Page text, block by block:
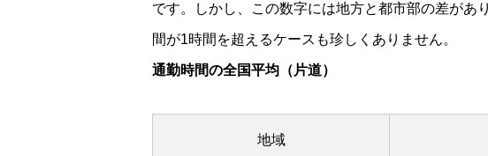
です。しかし、この数字には地方と都市部の差があ
間が1時間を超えるケースも珍しくありません。
通勤時間の全国平均（片道）
地域